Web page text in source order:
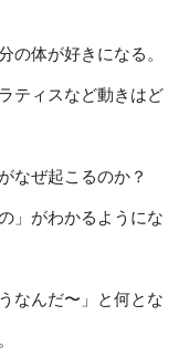
の体が好きになる。
ティスなど動きはど
なぜ起こるのか？
」がわかるようにな
なんだ〜」と何とな